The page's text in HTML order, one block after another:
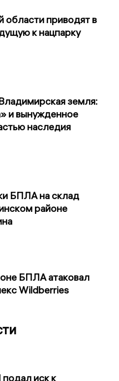
приводят в
к нацпарку
земля:
и вынужденное
наследия
БПЛА на склад
районе
БПЛА атаковал
Wildberries
иск к